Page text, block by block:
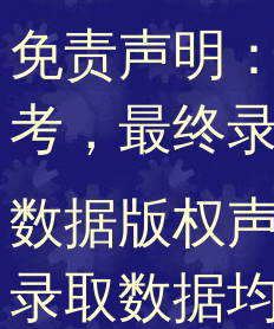
免责声明
考，最终
数据版权
录取数据